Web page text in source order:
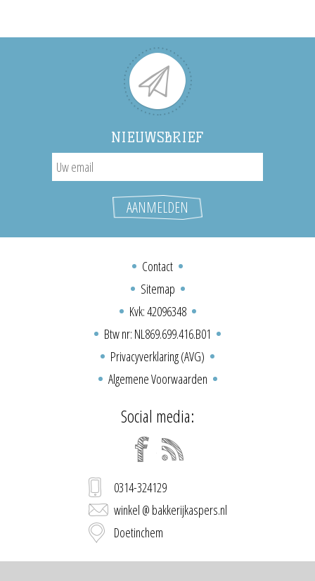
NIEUWSBRIEF
Contact
Sitemap
Kvk: 42096348
Btw nr: NL869.699.416.B01
Privacyverklaring (AVG)
Algemene Voorwaarden
Social media:
0314-324129
winkel @ bakkerijkaspers.nl
Doetinchem